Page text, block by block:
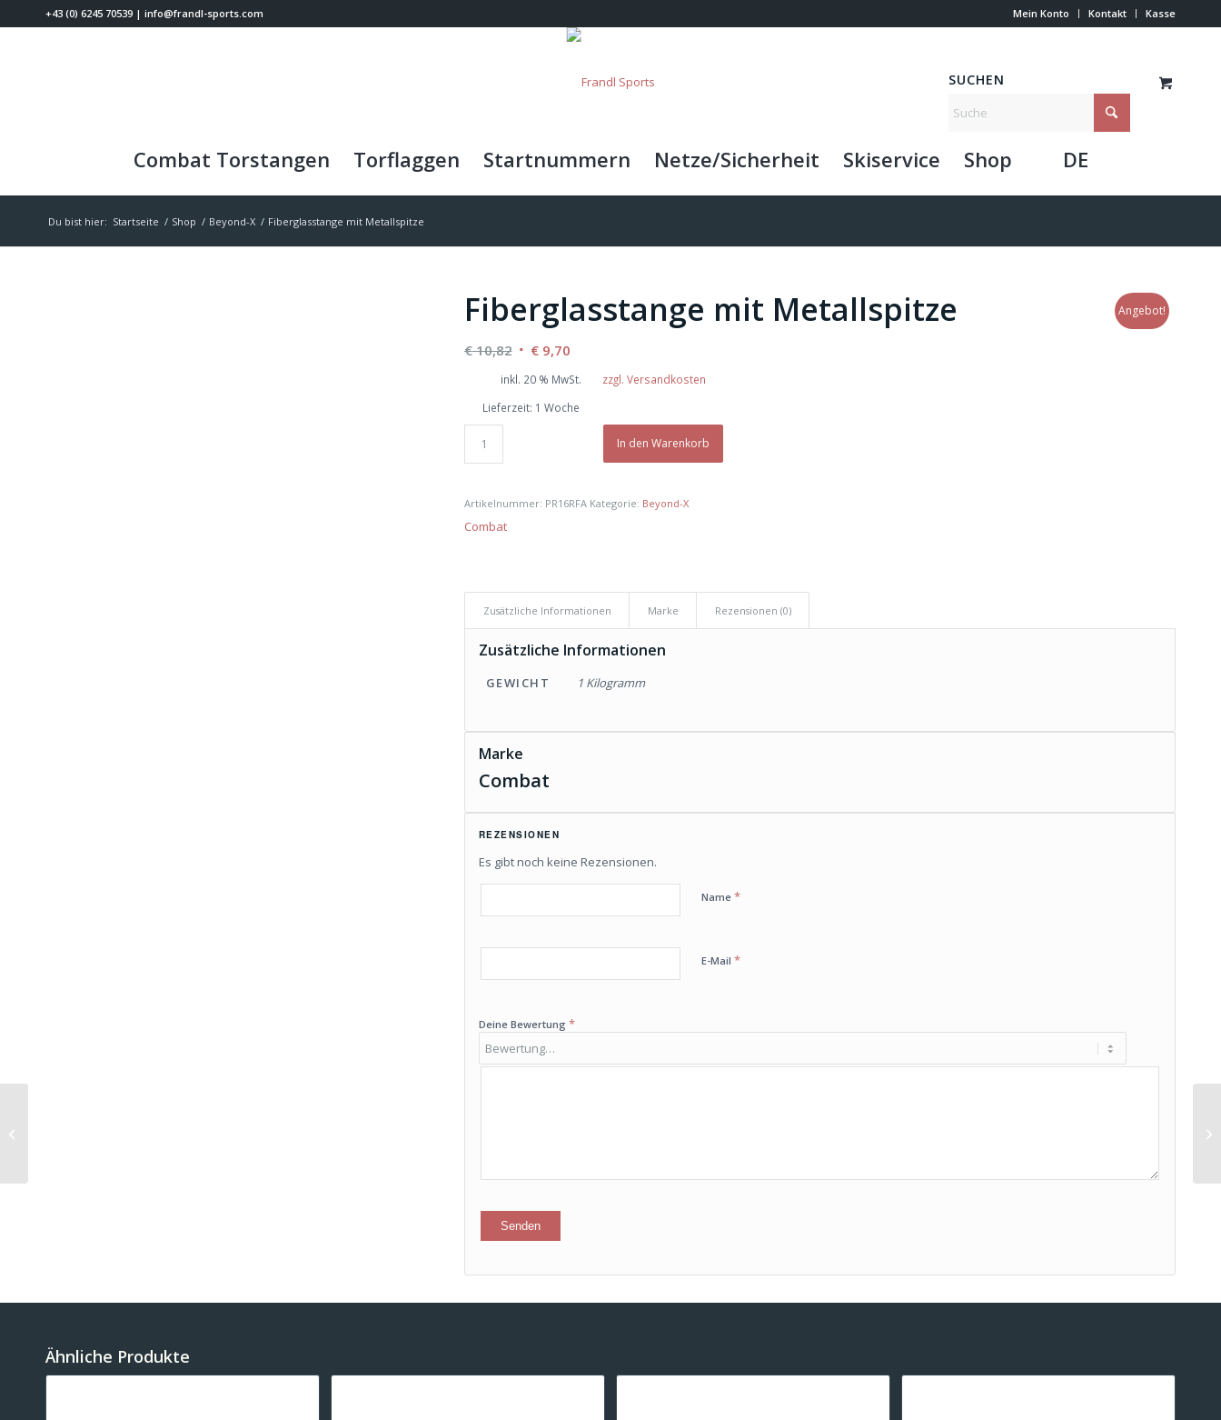
Mein Konto Kontakt Kasse
+43 (0) 6245 70539 | info@frandl-sports.com
SUCHEN
Combat Torstangen Torflaggen Startnummern Netze/Sicherheit Skiservice Shop DE
Du bist hier: Startseite / Shop / Beyond-X / Fiberglasstange mit Metallspitze
Angebot!
Fiberglasstange mit Metallspitze
€10,82 Ursprünglicher
Preis
€ 10,82
€9,70Aktueller
Preis
€ 9,70.
inkl. 20 % MwSt.
zzgl. Versandkosten
Lieferzeit: 1 Woche
In den Warenkorb
Artikelnummer: PR16RFA Kategorie: Beyond-X
Combat
Zusätzliche Informationen Marke Rezensionen (0)
Zusätzliche Informationen
GEWICHT 1 Kilogramm
Marke
Combat
REZENSIONEN
Es gibt noch keine Rezensionen.
Name *
E-Mail *
Deine Bewertung *
Ähnliche Produkte